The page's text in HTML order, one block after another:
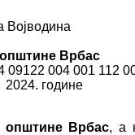
Војводина
Врбас
09122 004 001 112
године
општине Врбас, а